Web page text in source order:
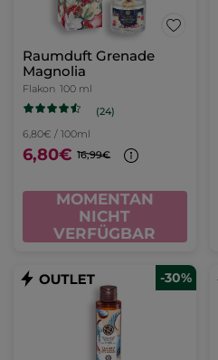
Raumduft Grenade
Magnolia
Flakon 100 ml
(24)
6,80€ / 100ml
6,80€ 16,99€
MOMENTAN
NICHT
VERFÜGBAR
-30%